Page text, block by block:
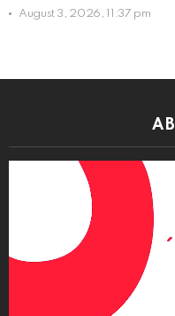
August 3, 2026, 11:37 pm